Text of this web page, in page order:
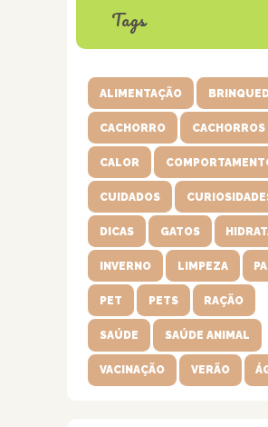
Tags
ALIMENTAÇÃO
CACHORRO CACHORROS
CALOR
CUIDADOS
DICAS GATOS
INVERNO LIMPEZA
PET PETS RAÇÃO
SAÚDE SAÚDE ANIMAL
VACINAÇÃO VERÃO